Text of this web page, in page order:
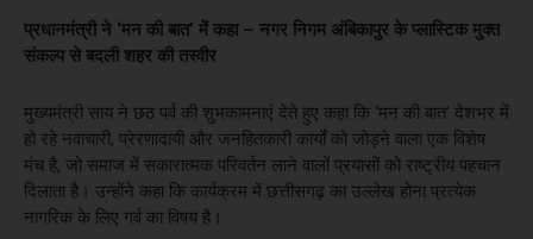
प्रधानमंत्री ने ‘मन की बात’ में कहा – नगर निगम अंबिकापुर के प्लास्टिक मुक्त
संकल्प से बदली शहर की तस्वीर
मुख्यमंत्री साय ने छठ पर्व की शुभकामनाएं देते हुए कहा कि ‘मन की बात’ देशभर में
हो रहे नवाचारी, प्रेरणादायी और जनहितकारी कार्यों को जोड़ने वाला एक विशेष
मंच है, जो समाज में सकारात्मक परिवर्तन लाने वालों प्रयासों को राष्ट्रीय पहचान
दिलाता है। उन्होंने कहा कि कार्यक्रम में छत्तीसगढ़ का उल्लेख होना प्रत्येक
नागरिक के लिए गर्व का विषय है।